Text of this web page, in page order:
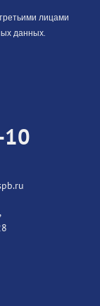
лицами
данных.